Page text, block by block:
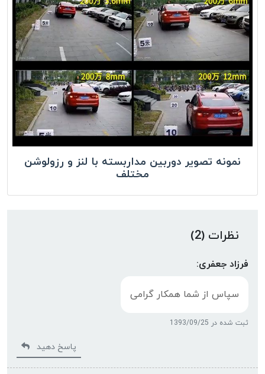
نمونه تصویر دوربین مداربسته با لنز و رزولوشن
مختلف
نظرات (2)
فرزاد جعفری:
سپاس از شما همکار گرامی
ثبت شده در 1393/09/25
پاسخ دهید